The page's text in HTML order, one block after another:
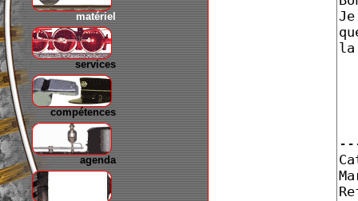
matériel
services
compétences
agenda